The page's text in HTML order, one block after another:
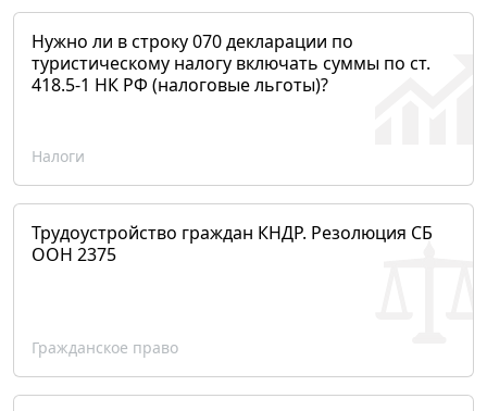
Нужно ли в строку 070 декларации по
туристическому налогу включать суммы по ст.
418.5-1 НК РФ (налоговые льготы)?
Налоги
Трудоустройство граждан КНДР. Резолюция СБ
ООН 2375
Гражданское право